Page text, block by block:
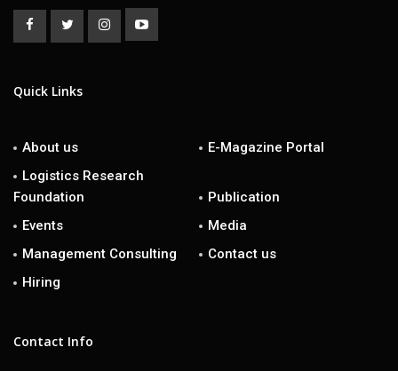
Quick Links
About us
E-Magazine Portal
Logistics Research
Foundation
Publication
Events
Media
Management Consulting
Contact us
Hiring
Contact Info